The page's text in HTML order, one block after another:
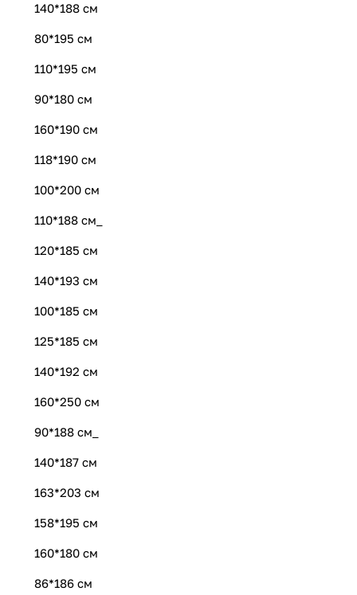
140*188 см
80*195 см
110*195 см
90*180 см
160*190 см
118*190 см
100*200 см
110*188 см_
120*185 см
140*193 см
100*185 см
125*185 см
140*192 см
160*250 см
90*188 см_
140*187 см
163*203 см
158*195 см
160*180 см
86*186 см